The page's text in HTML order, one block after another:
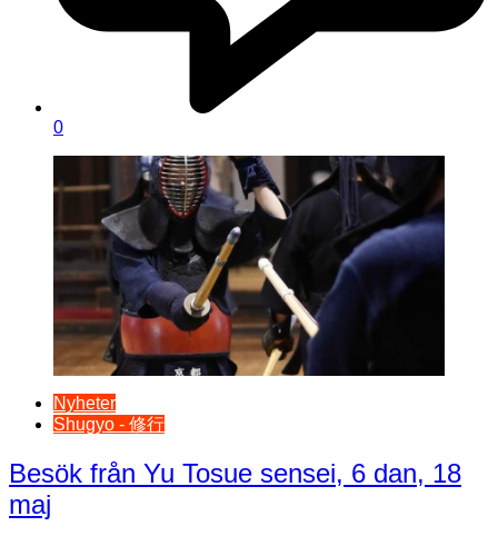
0
Nyheter
Shugyo - 修行
Besök från Yu Tosue sensei, 6 dan, 18
maj